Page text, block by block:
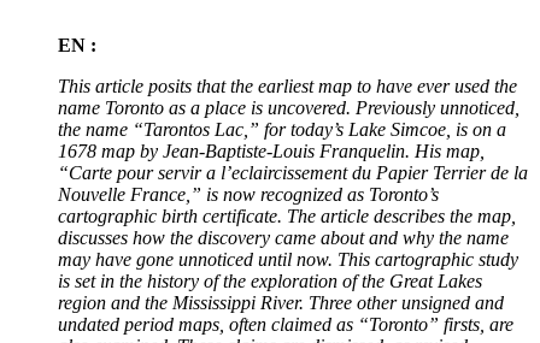
EN :
This article posits that the earliest map to have ever used the
name Toronto as a place is uncovered. Previously unnoticed,
the name “Tarontos Lac,” for today’s Lake Simcoe, is on a
1678 map by Jean-Baptiste-Louis Franquelin. His map,
“Carte pour servir a l’eclaircissement du Papier Terrier de la
Nouvelle France,” is now recognized as Toronto’s
cartographic birth certificate. The article describes the map,
discusses how the discovery came about and why the name
may have gone unnoticed until now. This cartographic study
is set in the history of the exploration of the Great Lakes
region and the Mississippi River. Three other unsigned and
undated period maps, often claimed as “Toronto” firsts, are